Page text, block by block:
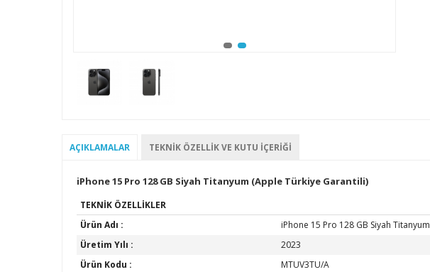
AÇIKLAMALAR TEKNIK ÖZELLIK VE KUTU İÇERIĞI
iPhone 15 Pro 128 GB Siyah Titanyum (Apple Türkiye Garantili)
TEKNIK ÖZELLIKLER
Ürün Adı :
iPhone 15 Pro 128 GB Siyah Titanyum
Üretim Yılı :
2023
Ürün Kodu :
MTUV3TU/A